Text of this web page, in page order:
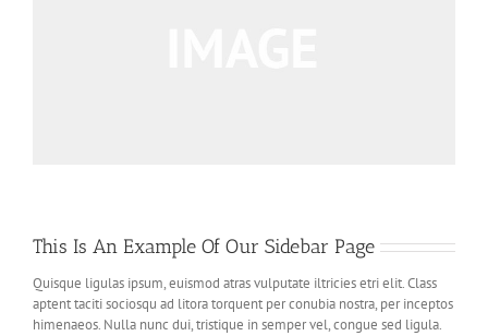
This Is An Example Of Our Sidebar Page
Quisque ligulas ipsum, euismod atras vulputate iltricies etri elit. Class
aptent taciti sociosqu ad litora torquent per conubia nostra, per inceptos
himenaeos. Nulla nunc dui, tristique in semper vel, congue sed ligula.